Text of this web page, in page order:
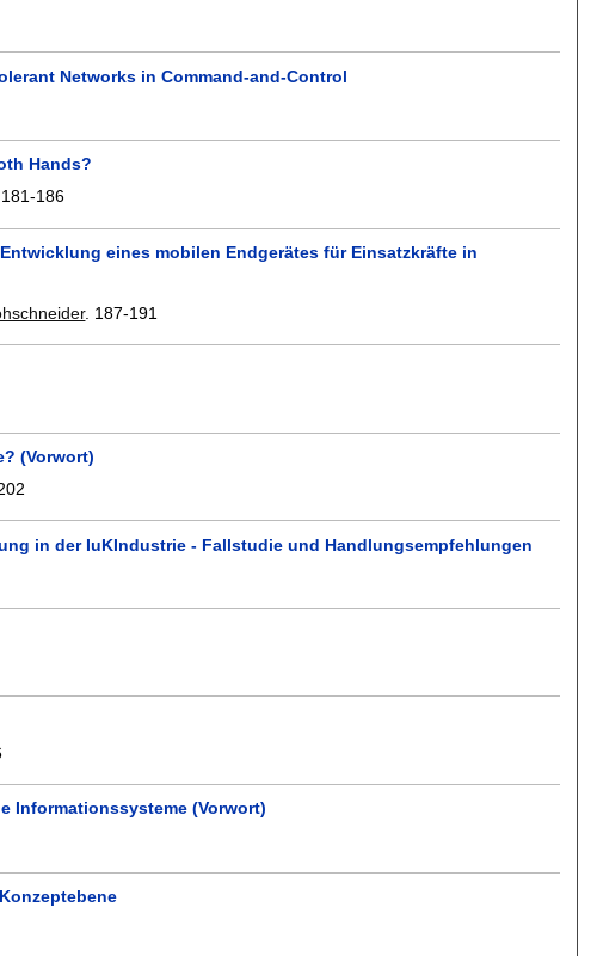
Networks in Command-and-Control
Hands?
181-186
eines mobilen Endgerätes für Einsatzkräfte in
. 187-191
(Vorwort)
in der IuKIndustrie - Fallstudie und Handlungsempfehlungen
Informationssysteme (Vorwort)